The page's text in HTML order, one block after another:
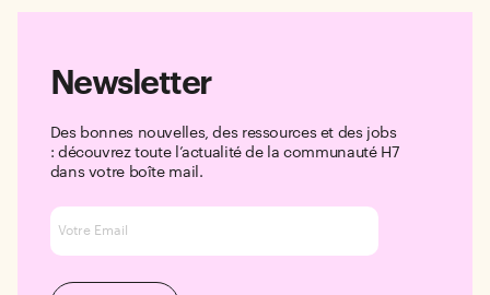
Newsletter
Des bonnes nouvelles, des ressources et des jobs
: découvrez toute l’actualité de la communauté H7
dans votre boîte mail.